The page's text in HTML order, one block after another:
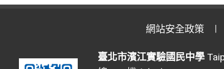
網站安全政策
臺北市濱江實驗國民中學